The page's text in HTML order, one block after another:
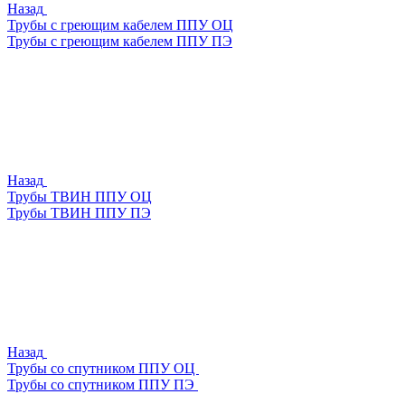
Назад
Трубы с греющим кабелем ППУ ОЦ
Трубы с греющим кабелем ППУ ПЭ
Назад
Трубы ТВИН ППУ ОЦ
Трубы ТВИН ППУ ПЭ
Назад
Трубы со спутником ППУ ОЦ
Трубы со спутником ППУ ПЭ